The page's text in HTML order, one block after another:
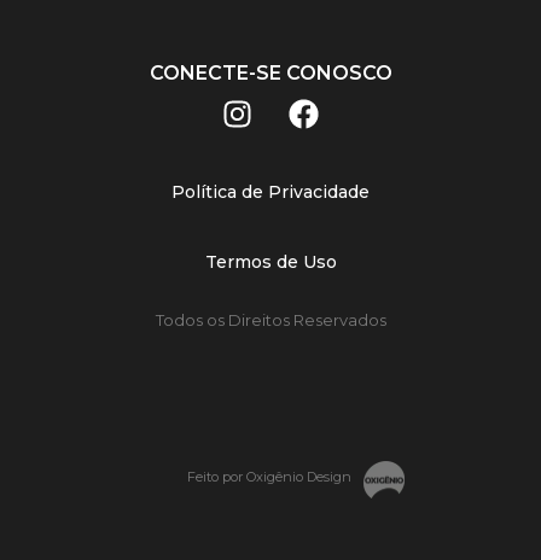
CONECTE-SE CONOSCO
Política de Privacidade
Termos de Uso
Todos os Direitos Reservados
Feito por Oxigênio Design